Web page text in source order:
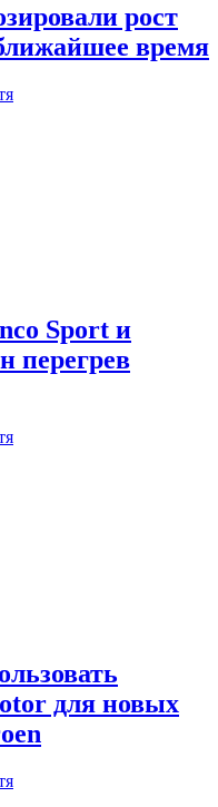
рост
время
Sport и
перегрев
для новых